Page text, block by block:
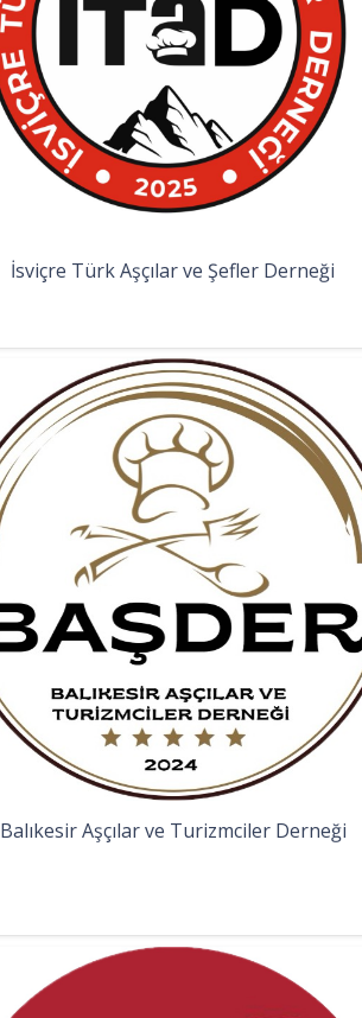
İsviçre Türk Aşçılar ve Şefler Derneği
Balıkesir Aşçılar ve Turizmciler Derneği